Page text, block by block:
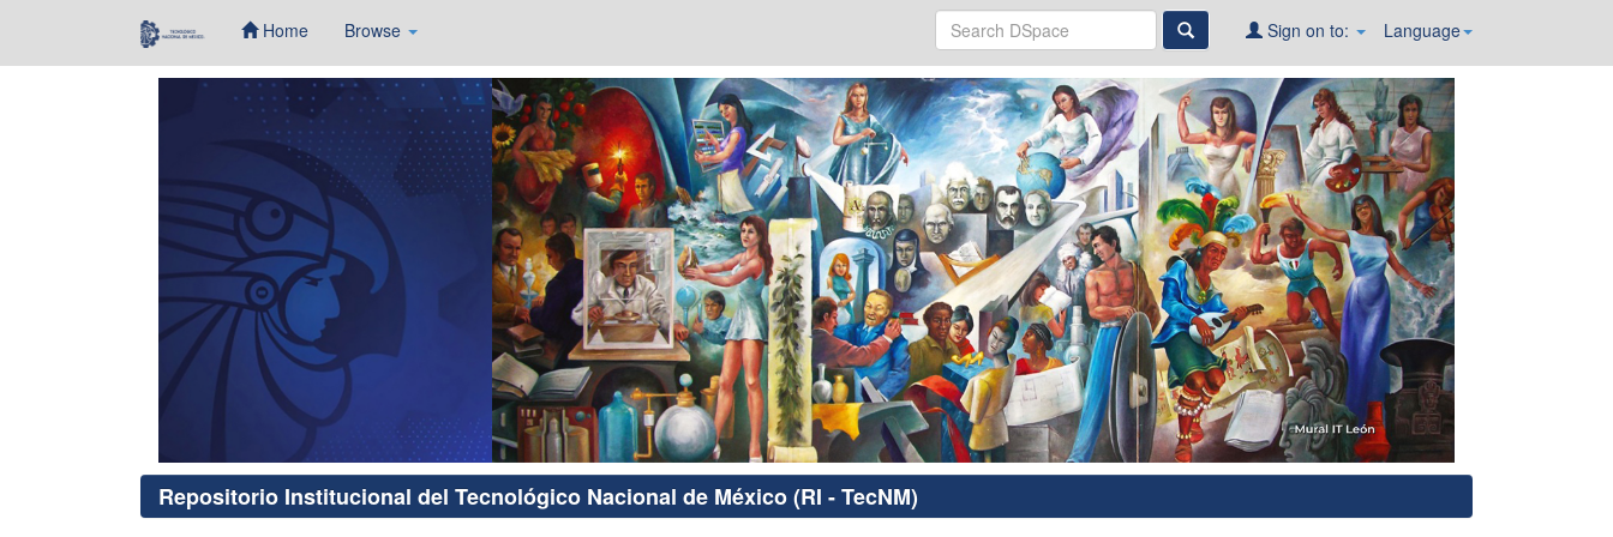
Home Browse Language
Sign on to:
Repositorio Institucional del Tecnológico Nacional de México (RI - TecNM)